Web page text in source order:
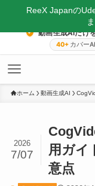
動画生成AIだけ
40+ カバー
ホーム 動画生成AI
用ガイ
意点
2026
7/07
ReeX Japanの